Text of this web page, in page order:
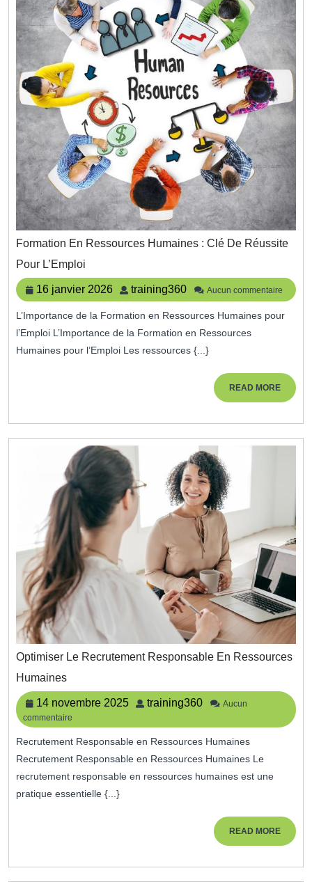
Formation En Ressources Humaines : Clé De Réussite
Pour L’Emploi
Ressources
Humaines
De
Réussite
16 janvier 2026
16
janvier
2026
training360 training360
Aucun commentaire
L’Importance de la Formation en Ressources Humaines pour
l’Emploi L’Importance de la Formation en Ressources
Humaines pour l’Emploi Les ressources {...}
READ MOREREAD
MORE
Optimiser Le Recrutement Responsable En Ressources
Humaines
Le
Recrutement
Responsable
En
Ressources
Humaines
14 novembre 2025
14
2025
training360 training360
Aucun
commentaire
Recrutement Responsable en Ressources Humaines
Recrutement Responsable en Ressources Humaines Le
recrutement responsable en ressources humaines est une
pratique essentielle {...}
READ MOREREAD
MORE